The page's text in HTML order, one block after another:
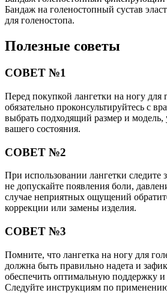
Бандаж на голеностопный сустав
для голеностопа.
Полезные советы
СОВЕТ №1
Перед покупкой лангетки на ногу для
обязательно проконсультируйтесь с
выбрать подходящий размер и модель,
вашего состояния.
СОВЕТ №2
При использовании лангетки
не допускайте появления боли,
случае неприятных ощущений
коррекции или замены изделия.
СОВЕТ №3
Помните, что лангетка на ногу для
должна быть правильно надета и
обеспечить оптимальную поддержку и
Следуйте инструкциям по